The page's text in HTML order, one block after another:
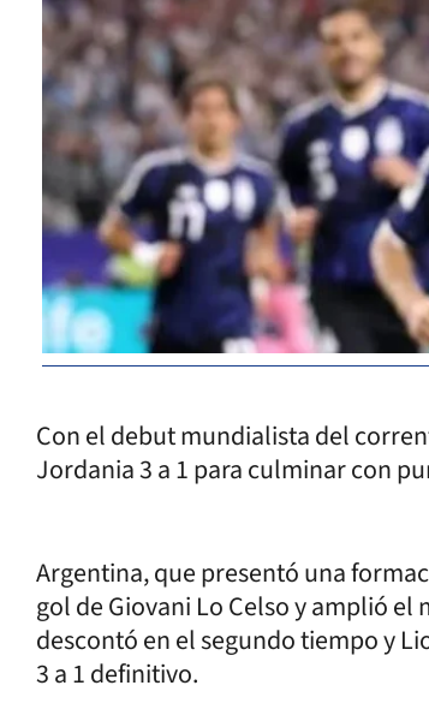
Con el debut mundialista del
Jordania 3 a 1 para culminar con
Argentina, que presentó una
gol de Giovani Lo Celso y amplió
descontó en el segundo tiempo y
3 a 1 definitivo.